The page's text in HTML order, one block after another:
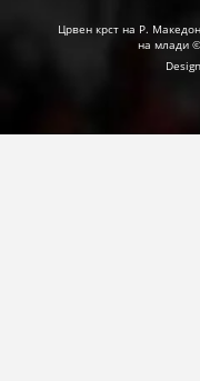
Црвен крст на Р.
на млади